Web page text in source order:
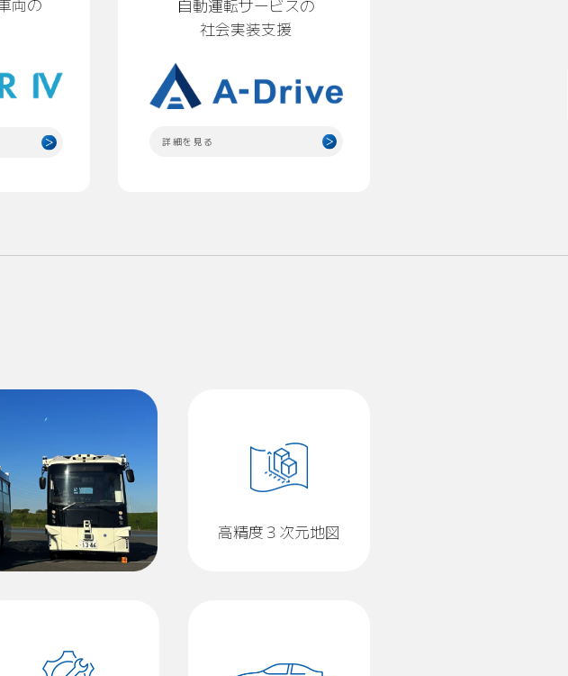
両の
自動運転サービスの
社会実装支援
詳細を見る
高精度３次元地図